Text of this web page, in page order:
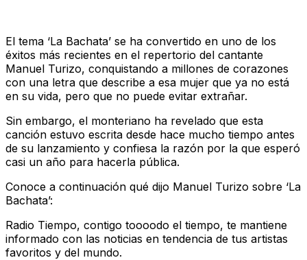
El tema ‘La Bachata’ se ha convertido en uno de los
éxitos más recientes en el repertorio del cantante
Manuel Turizo, conquistando a millones de corazones
con una letra que describe a esa mujer que ya no está
en su vida, pero que no puede evitar extrañar.
Sin embargo, el monteriano ha revelado que esta
canción estuvo escrita desde hace mucho tiempo antes
de su lanzamiento y confiesa la razón por la que esperó
casi un año para hacerla pública.
Conoce a continuación qué dijo Manuel Turizo sobre ‘La
Bachata’:
Radio Tiempo, contigo toooodo el tiempo, te mantiene
informado con las noticias en tendencia de tus artistas
favoritos y del mundo.